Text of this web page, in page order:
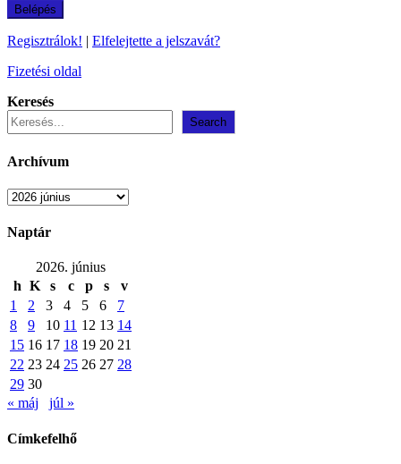
Regisztrálok! | Elfelejtette a jelszavát?
Fizetési oldal
Keresés
Search
Archívum
Archívum
Naptár
2026. június
h K s c p s
v
1
2 3 4 5 6
7
8
9 10 11 12 13 14
15 16 17 18 19 20 21
22 23 24 25 26 27 28
29 30
« máj
júl »
Címkefelhő